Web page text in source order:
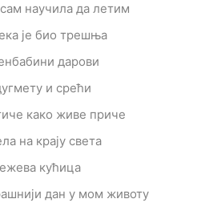
научила да летим
је био трешња
дарови
и срећи
како живе приче
на крају света
кућица
дан у мом животу